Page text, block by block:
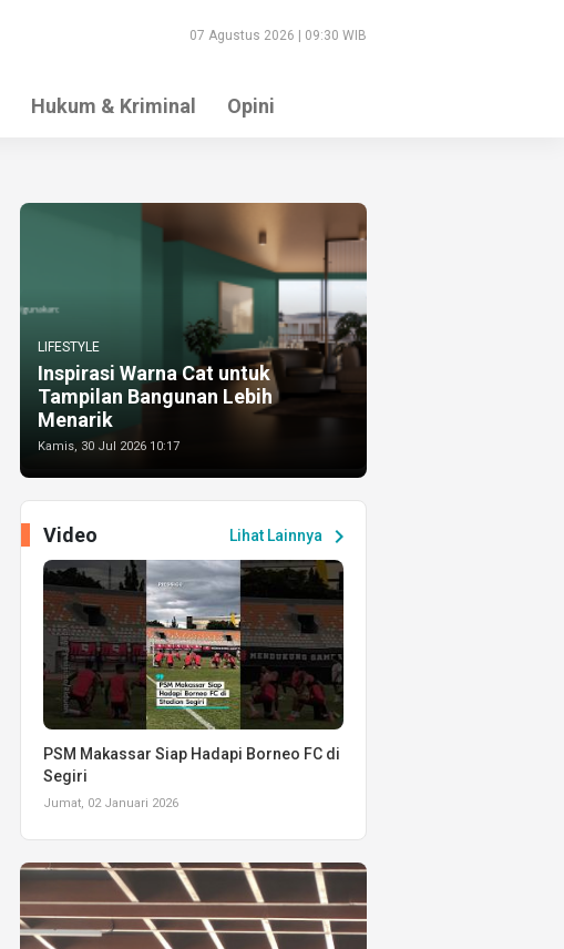
07 Agustus 2026 | 09:30 WIB
Hukum & Kriminal Opini
LIFESTYLE
Inspirasi Warna Cat untuk
Tampilan Bangunan Lebih
Menarik
Kamis, 30 Jul 2026 10:17
Lihat Lainnya chevron_right
Video
PSM Makassar Siap Hadapi Borneo FC di
Segiri
Jumat, 02 Januari 2026